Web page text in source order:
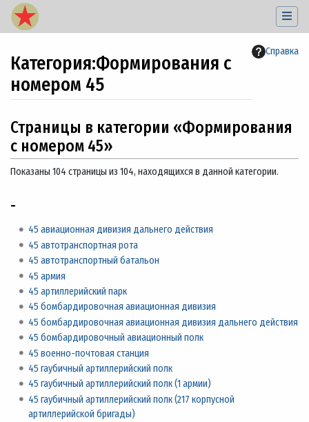
Справка
Категория:Формирования с
номером 45
Страницы в категории «Формирования
с номером 45»
Показаны 104 страницы из 104, находящихся в данной категории.
-
45 авиационная дивизия дальнего действия
45 автотранспортная рота
45 автотранспортный батальон
45 армия
45 артиллерийский парк
45 бомбардировочная авиационная дивизия
45 бомбардировочная авиационная дивизия дальнего действия
45 бомбардировочный авиационный полк
45 военно-почтовая станция
45 гаубичный артиллерийский полк
45 гаубичный артиллерийский полк (1 армии)
45 гаубичный артиллерийский полк (217 корпусной
артиллерийской бригады)